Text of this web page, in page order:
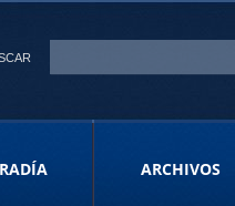
ARCHIVOS